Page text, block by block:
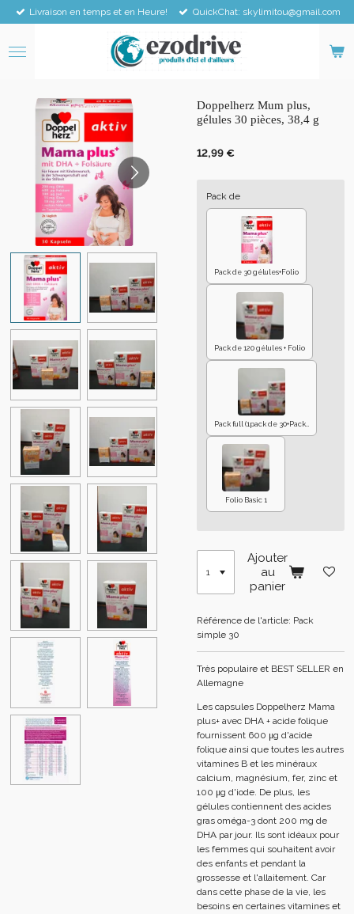
Passer
principal
Livraison en temps et en Heure! QuickChat: skylimitou@gmail.com
Doppelherz Mum plus,
gélules 30 pièces, 38,4 g
12,99 €
Pack de
Pack de 30 gélules+Folio
Pack de 120 gélules + Folio
Pack full (1pack de 30+Pack de 120+2 Folio)
Folio Basic 1
Ajouter
au
panier
Référence de l'article: Pack
simple 30
Très populaire et BEST SELLER en
Allemagne
Les capsules Doppelherz Mama
plus+ avec DHA + acide folique
fournissent 600 μg d'acide
folique ainsi que toutes les autres
vitamines B et les minéraux
calcium, magnésium, fer, zinc et
100 μg d'iode. De plus, les
gélules contiennent des acides
gras oméga-3 dont 200 mg de
DHA par jour. Ils sont idéaux pour
les femmes qui souhaitent avoir
des enfants et pendant la
grossesse et l'allaitement. Car
dans cette phase de la vie, les
besoins en certaines vitamines et